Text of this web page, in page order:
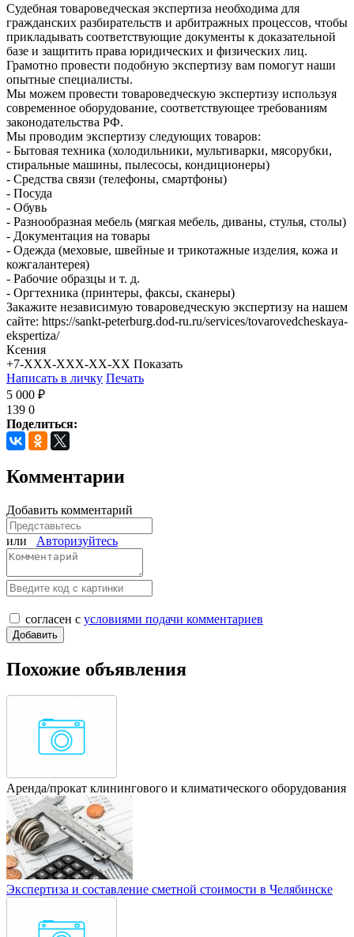
Судебная товароведческая экспертиза необходима для
гражданских разбирательств и арбитражных процессов, чтобы
прикладывать соответствующие документы к доказательной
базе и защитить права юридических и физических лиц.
Грамотно провести подобную экспертизу вам помогут наши
опытные специалисты.
Мы можем провести товароведческую экспертизу используя
современное оборудование, соответствующее требованиям
законодательства РФ.
Мы проводим экспертизу следующих товаров:
- Бытовая техника (холодильники, мультиварки, мясорубки,
стиральные машины, пылесосы, кондиционеры)
- Средства связи (телефоны, смартфоны)
- Посуда
- Обувь
- Разнообразная мебель (мягкая мебель, диваны, стулья, столы)
- Документация на товары
- Одежда (меховые, швейные и трикотажные изделия, кожа и
кожгалантерея)
- Рабочие образцы и т. д.
- Оргтехника (принтеры, факсы, сканеры)
Закажите независимую товароведческую экспертизу на нашем
сайте: https://sankt-peterburg.dod-ru.ru/services/tovarovedcheskaya-
ekspertiza/
Ксения
+7-XXX-XXX-XX-XX Показать
Написать в личку Печать
5 000 ₽
139 0
Поделиться:
Комментарии
Добавить комментарий
или Авторизуйтесь
согласен с условиями подачи комментариев
Похожие объявления
Аренда/прокат клинингового и климатического оборудования
Экспертиза и составление сметной стоимости в Челябинске